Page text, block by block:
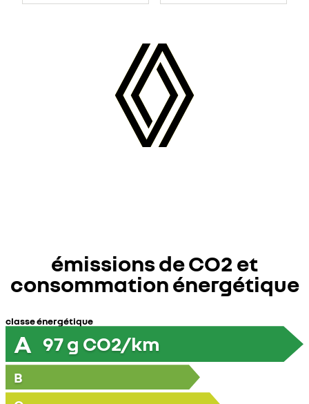
émissions de CO2 et
consommation énergétique
classe énergétique
A 97g CO2/km
B